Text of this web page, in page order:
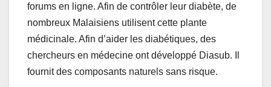
forums en ligne. Afin de contrôler leur diabète, de
nombreux Malaisiens utilisent cette plante
médicinale. Afin d’aider les diabétiques, des
chercheurs en médecine ont développé Diasub. Il
fournit des composants naturels sans risque.